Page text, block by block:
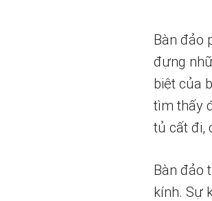
Bàn đảo
đựng
biệt của
tìm thấy
tủ cất đi,
Bàn đảo
kính. Sự